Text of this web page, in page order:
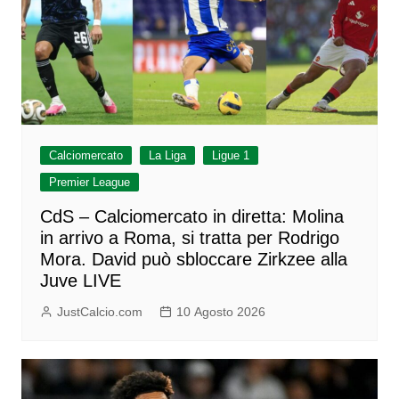
Calciomercato La Liga
Ligue 1
Premier League
CdS – Calciomercato in diretta: Molina
in arrivo a Roma, si tratta per Rodrigo
Mora. David può sbloccare Zirkzee alla
Juve LIVE
JustCalcio.com 10 Agosto 2026